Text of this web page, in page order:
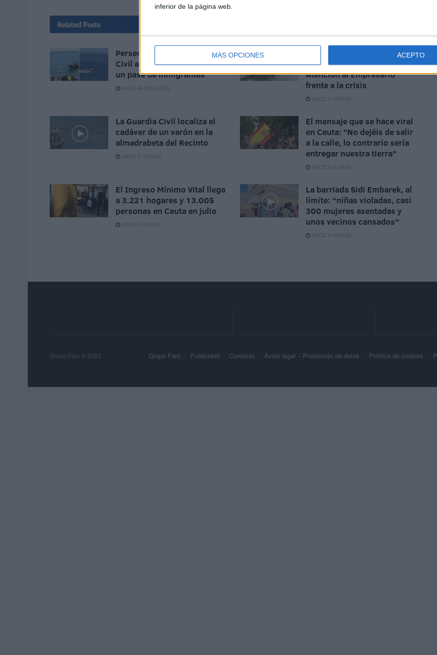
inferior de la página web.
MÁS OPCIONES ACEPTO
Related Posts
Persecución de la Guardia
Civil a una moto de agua en
un pase de inmigrantes
HACE 46 MINUTOS
La Cámara de Comercio de
Ceuta crea la Oficina de
Atención al Empresario
frente a la crisis
HACE 2 HORAS
La Guardia Civil localiza el
cadáver de un varón en la
almadrabeta del Recinto
HACE 2 HORAS
El mensaje que se hace viral
en Ceuta: "No dejéis de salir
a la calle, lo contrario sería
entregar nuestra tierra"
HACE 3 HORAS
El Ingreso Mínimo Vital llega
a 3.221 hogares y 13.005
personas en Ceuta en julio
HACE 3 HORAS
La barriada Sidi Embarek, al
límite: “niñas violadas, casi
300 mujeres asentadas y
unos vecinos cansados”
HACE 3 HORAS
Grupo Faro Publicidad Contacto Aviso legal – Protección de datos Política de cookies
Grupo Faro © 2023